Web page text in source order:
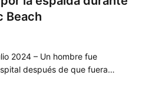
Beach
2024 – Un hombre fue
después de que fuera…